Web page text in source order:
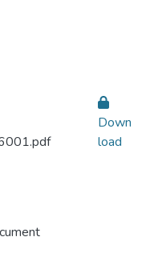
Down
load